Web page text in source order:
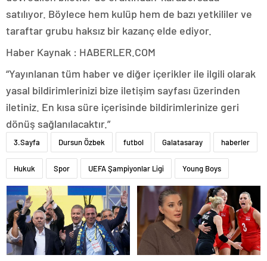
satılıyor. Böylece hem kulüp hem de bazı yetkililer ve
taraftar grubu haksız bir kazanç elde ediyor.
Haber Kaynak : HABERLER.COM
“Yayınlanan tüm haber ve diğer içerikler ile ilgili olarak
yasal bildirimlerinizi bize iletişim sayfası üzerinden
iletiniz. En kısa süre içerisinde bildirimlerinize geri
dönüş sağlanılacaktır.”
3.Sayfa Dursun Özbek futbol Galatasaray haberler
Hukuk Spor UEFA Şampiyonlar Ligi Young Boys